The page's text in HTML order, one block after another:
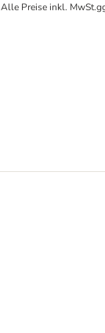
Alle Preise inkl. MwSt.